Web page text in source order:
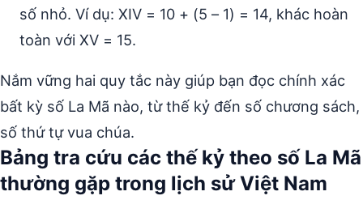
số nhỏ. Ví dụ: XIV = 10 + (5 – 1) = 14, khác hoàn
toàn với XV = 15.
Nắm vững hai quy tắc này giúp bạn đọc chính xác
bất kỳ số La Mã nào, từ thế kỷ đến số chương sách,
số thứ tự vua chúa.
Bảng tra cứu các thế kỷ theo số La Mã
thường gặp trong lịch sử Việt Nam